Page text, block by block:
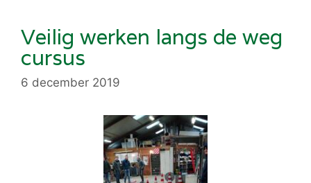
Veilig werken langs de weg
cursus
6 december 2019